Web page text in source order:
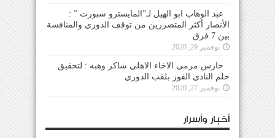
عبد الوهاب ابو الهيل لـ”المايسترو سبورت ” :
الأنصار أكثر المتضررين من توقف الدوري والمنافسة
بين 7 فرق
نوفمبر 29, 2020
حارس مرمى الاخاء الاهلي شاكر وهبه : لتحقيق
حلم النادي الفوز بلقب الدوري
نوفمبر 27, 2020
أخبار وأسرار